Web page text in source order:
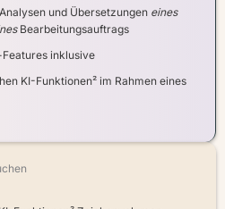
und Übersetzungen eines
Bearbeitungsauftrags
inklusive
KI-Funktionen² im Rahmen eines